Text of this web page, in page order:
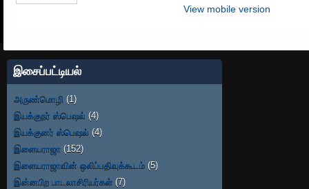
View mobile version
இசைப்பட்டியல்
அருண்மொழி (1)
இயக்குநர் ஸ்பெஷல் (4)
இயக்குனர் ஸ்பெஷல் (4)
இளையராஜா (152)
இளையராஜாவின் ஒலிப்பதிவுக்கூடம் (5)
இன்னபிற பாடலாசிரியர்கள் (7)